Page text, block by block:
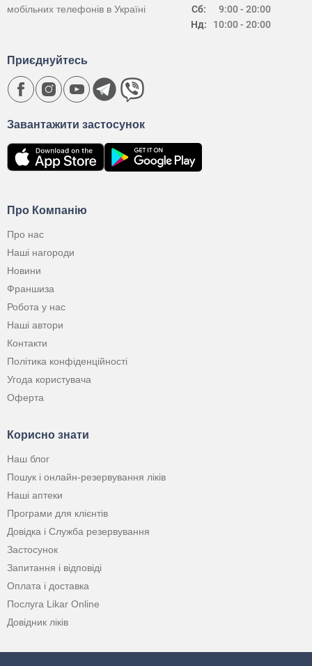
Сб:
Нд:
9:00 - 20:00
10:00 - 20:00
мобільних телефонів в Україні
Про Компанію
Про нас
Наші нагороди
Новини
Франшиза
Робота у нас
Наші автори
Контакти
Політика конфіденційності
Угода користувача
Оферта
Корисно знати
Наш блог
Пошук і онлайн-резервування ліків
Наші аптеки
Програми для клієнтів
Довідка і Служба резервування
Застосунок
Запитання і відповіді
Оплата і доставка
Послуга Likar Online
Довідник ліків
Завантажити застосунок
Приєднуйтесь